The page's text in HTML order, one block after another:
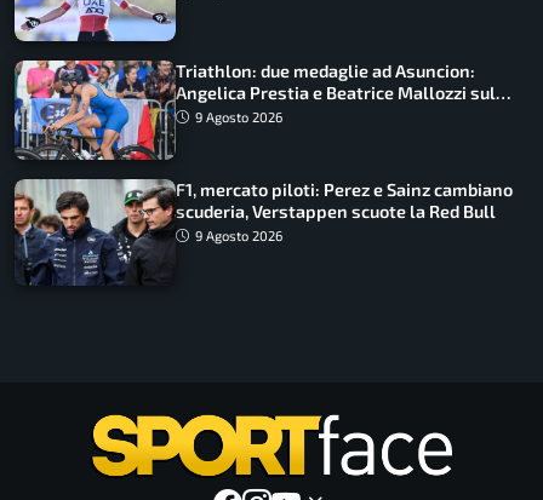
Triathlon: due medaglie ad Asuncion:
Angelica Prestia e Beatrice Mallozzi sul
podio
9 Agosto 2026
F1, mercato piloti: Perez e Sainz cambiano
scuderia, Verstappen scuote la Red Bull
9 Agosto 2026